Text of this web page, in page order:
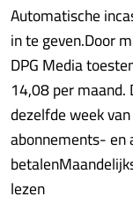
Automatische
in te geven.Door
DPG Media
14,08 per
dezelfde week
abonnements- en
lezen